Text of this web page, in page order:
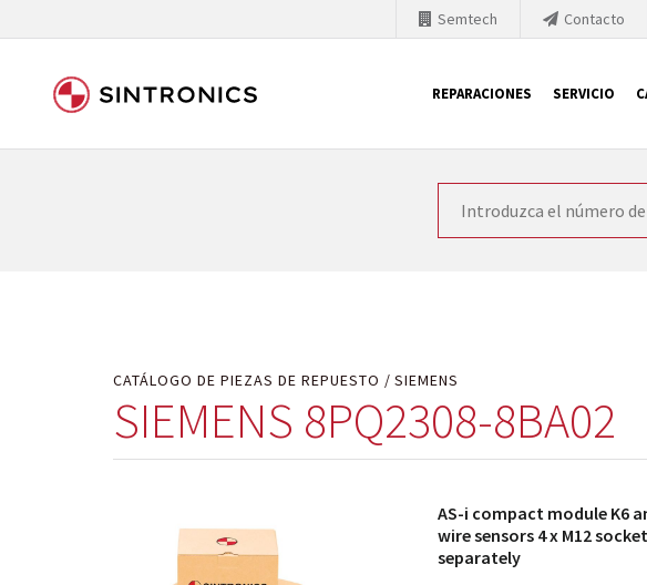
Contacto
Semtech
REPARACIONES SERVICIO
Nuestra colaboración con SIEMENS
de módulos descontinuados por módulos del propio almacén.
CATÁLOGO DE PIEZAS DE REPUESTO SIEMENS
SIEMENS 8PQ2308-8BA02
AS-i compact module K6
wire sensors 4 x M12
separately